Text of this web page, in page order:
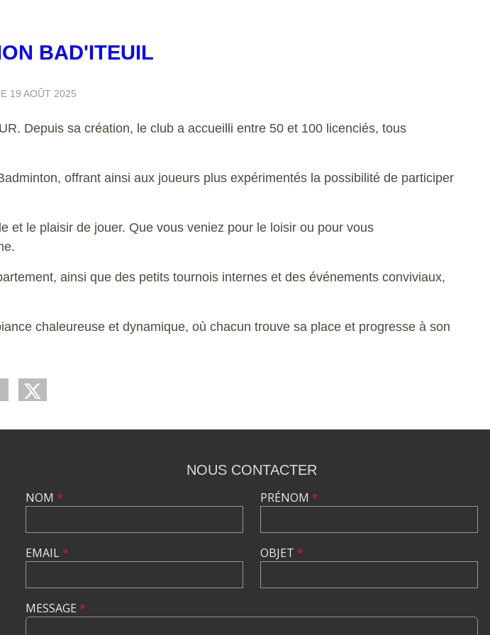
BAD'ITEUIL
19 AOÛT 2025
Depuis sa création, le club a accueilli entre 50 et 100 licenciés, tous
offrant ainsi aux joueurs plus expérimentés la possibilité de participer
et le plaisir de jouer. Que vous veniez pour le loisir ou pour vous
ainsi que des petits tournois internes et des événements conviviaux,
chaleureuse et dynamique, où chacun trouve sa place et progresse à son
NOUS CONTACTER
NOM *
EMAIL*
PRÉNOM *
OBJET *
MESSAGE *